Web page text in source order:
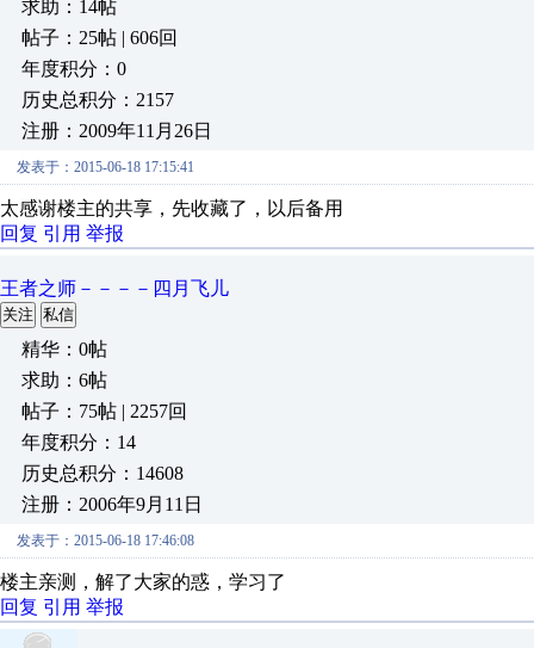
求助：14帖
帖子：25帖 | 606回
年度积分：0
历史总积分：2157
注册：2009年11月26日
发表于：2015-06-18 17:15:41
太感谢楼主的共享，先收藏了，以后备用
回复 引用 举报
王者之师－－－－四月飞儿
关注 私信
精华：0帖
求助：6帖
帖子：75帖 | 2257回
年度积分：14
历史总积分：14608
注册：2006年9月11日
发表于：2015-06-18 17:46:08
楼主亲测，解了大家的惑，学习了
回复 引用 举报